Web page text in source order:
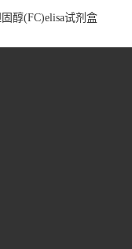
醇(FC)elisa试剂盒